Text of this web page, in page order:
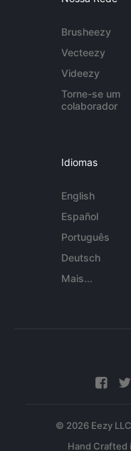
Brusheezy
Vecteezy
Videezy
Torne-se um
colaborador
Idiomas
English
Español
Português
Deutsch
Mais...
© 2026 Eezy